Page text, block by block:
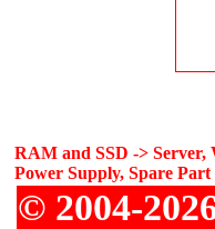
RAM and SSD -> Server,
Power Supply, Spare Part
© 2004-